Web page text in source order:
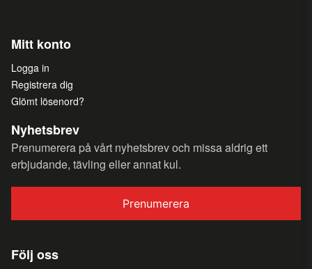
Mitt konto
Logga in
Registrera dig
Glömt lösenord?
Nyhetsbrev
Prenumerera på vårt nyhetsbrev och missa aldrig ett
erbjudande, tävling eller annat kul.
Prenumerera
Följ oss